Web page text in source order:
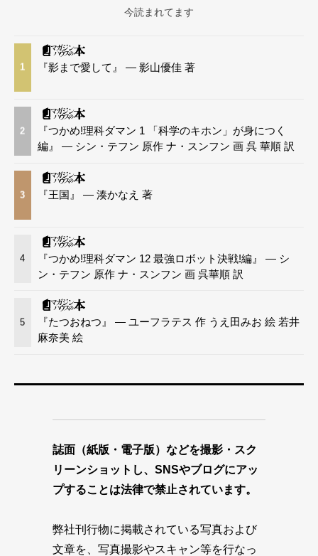
今読まれてます
1 『影まで愛して』 — 影山優佳 著
2
『つかめ!理科ダマン 1 「科学のキホン」が身につく
編』 — シン・テフン 原作 ナ・スンフン 画 呉 華順 訳
3 『王国』 — 湊かなえ 著
4
『つかめ!理科ダマン 12 最強ロボット決戦!編』 — シ
ン・テフン 原作 ナ・スンフン 画 呉華順 訳
5
『たつおねつ』 — ユーフラテス 作 うえ田みお 絵 若井
麻奈美 絵
誌面（紙版・電子版）などを撮影・スク
リーンショットし、SNSやブログにアッ
プすることは法律で禁止されています。
弊社刊行物に掲載されている写真および
文章を、写真撮影やスキャン等を行なっ